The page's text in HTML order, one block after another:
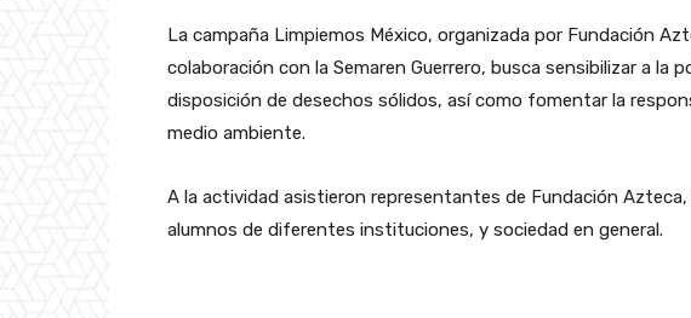
La campaña Limpiemos México, organizada por Fundación
colaboración con la Semaren Guerrero, busca sensibilizar a la
disposición de desechos sólidos, así como fomentar la
medio ambiente.
A la actividad asistieron representantes de Fundación Azteca,
alumnos de diferentes instituciones, y sociedad en general.